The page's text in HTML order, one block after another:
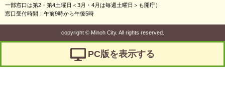
一部窓口は第2・第4土曜日＜3月・4月は毎週土曜日＞も開庁）
窓口受付時間：午前9時から午後5時
copyright ©Minoh City. All rights reserved.
PC版を表示する